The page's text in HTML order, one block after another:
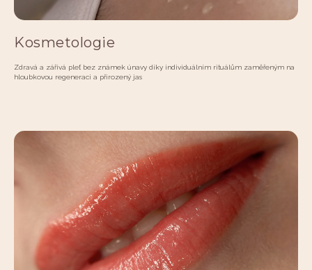
Kosmetologie
Zdravá a zářivá pleť bez známek únavy díky individuálním rituálům zaměřeným na
hloubkovou regeneraci a přirozený jas